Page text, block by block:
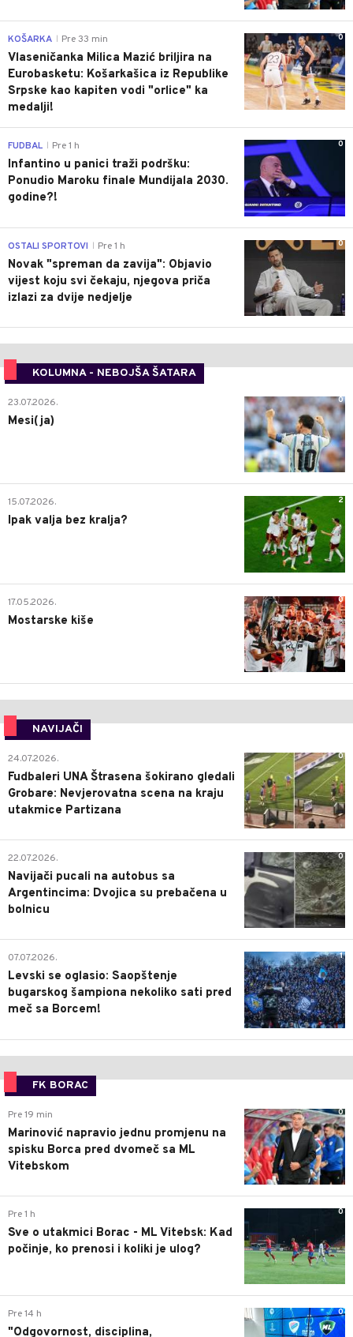
0
KOŠARKA Pre 33 min
Vlaseničanka Milica Mazić briljira na
Eurobasketu: Košarkašica iz Republike
Srpske kao kapiten vodi "orlice" ka
medalji!
0
FUDBAL Pre 1 h
Infantino u panici traži podršku:
Ponudio Maroku finale Mundijala 2030.
godine?!
0
OSTALI SPORTOVI Pre 1 h
Novak "spreman da zavija": Objavio
vijest koju svi čekaju, njegova priča
izlazi za dvije nedjelje
KOLUMNA - NEBOJŠA ŠATARA
0
23.07.2026.
Mesi(ja)
2
15.07.2026.
Ipak valja bez kralja?
0
17.05.2026.
Mostarske kiše
NAVIJAČI
0
24.07.2026.
Fudbaleri UNA Štrasena šokirano gledali
Grobare: Nevjerovatna scena na kraju
utakmice Partizana
0
22.07.2026.
Navijači pucali na autobus sa
Argentincima: Dvojica su prebačena u
bolnicu
1
07.07.2026.
Levski se oglasio: Saopštenje
bugarskog šampiona nekoliko sati pred
meč sa Borcem!
FK BORAC
0
Pre 19 min
Marinović napravio jednu promjenu na
spisku Borca pred dvomeč sa ML
Vitebskom
0
Pre 1 h
Sve o utakmici Borac - ML Vitebsk: Kad
počinje, ko prenosi i koliki je ulog?
0
Pre 14 h
"Odgovornost, disciplina,